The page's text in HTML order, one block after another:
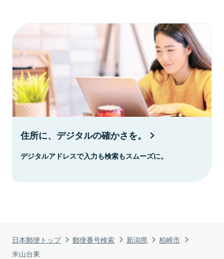
日本郵便トップ 郵便番号検索 新潟県
柏崎市
米山台東
住所に、デジタルの確かさを。
デジタルアドレスで入力も検索もスムーズに。